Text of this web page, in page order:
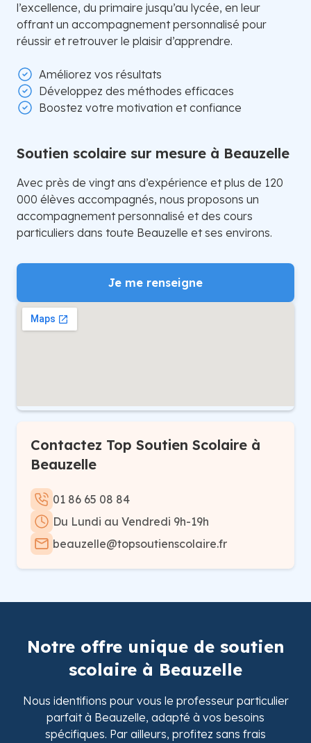
l’excellence, du primaire jusqu’au lycée, en leur
offrant un accompagnement personnalisé pour
réussir et retrouver le plaisir d’apprendre.
Améliorez vos résultats
Développez des méthodes efficaces
Boostez votre motivation et confiance
Soutien scolaire sur mesure à Beauzelle
Avec près de vingt ans d’expérience et plus de 120
000 élèves accompagnés, nous proposons un
accompagnement personnalisé et des cours
particuliers dans toute Beauzelle et ses environs.
Je me renseigne
Contactez Top Soutien Scolaire à
Beauzelle
01 86 65 08 84
Du Lundi au Vendredi 9h-19h
beauzelle@topsoutienscolaire.fr
Notre offre unique de soutien
scolaire à Beauzelle
Nous identifions pour vous le professeur particulier
parfait à Beauzelle, adapté à vos besoins
spécifiques. Par ailleurs, profitez sans frais